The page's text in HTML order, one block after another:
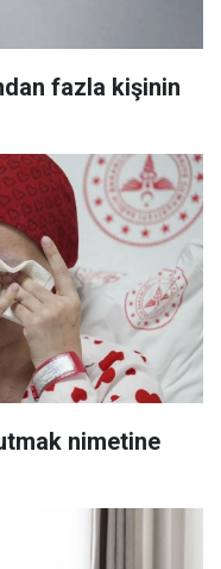
fazla kişinin
nimetine